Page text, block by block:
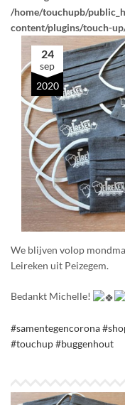
/home/touchupb/
content/plugins/touch-
24
sep
2020
We blijven volop
Leireken uit Peizegem.
Bedankt Michelle!
#samentegencorona
#touchup#buggenhout